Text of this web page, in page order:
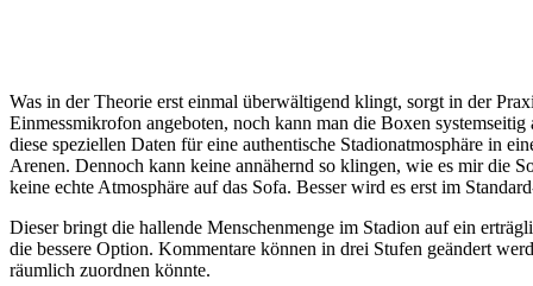
Was in der Theorie erst einmal überwältigend klingt, sorgt in der
Einmessmikrofon angeboten, noch kann man die Boxen
diese speziellen Daten für eine authentische Stadionatmosphäre in
Arenen. Dennoch kann keine annähernd so klingen, wie es mir die
keine echte Atmosphäre auf das Sofa. Besser wird es erst im
Dieser bringt die hallende Menschenmenge im Stadion auf ein
die bessere Option. Kommentare können in drei Stufen geändert
räumlich zuordnen könnte.